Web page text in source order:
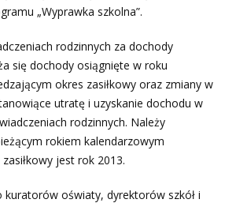
„Wyprawka szkolna”.
rodzinnych za dochody
się dochody osiągnięte w roku
okres zasiłkowy oraz zmiany w
utratę i uzyskanie dochodu w
rodzinnych. Należy
rokiem kalendarzowym
jest rok 2013.
kuratorów oświaty, dyrektorów szkół i